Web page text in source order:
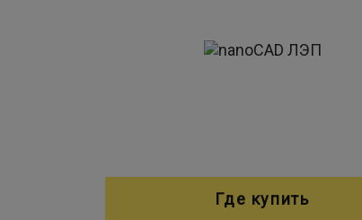
Где купить